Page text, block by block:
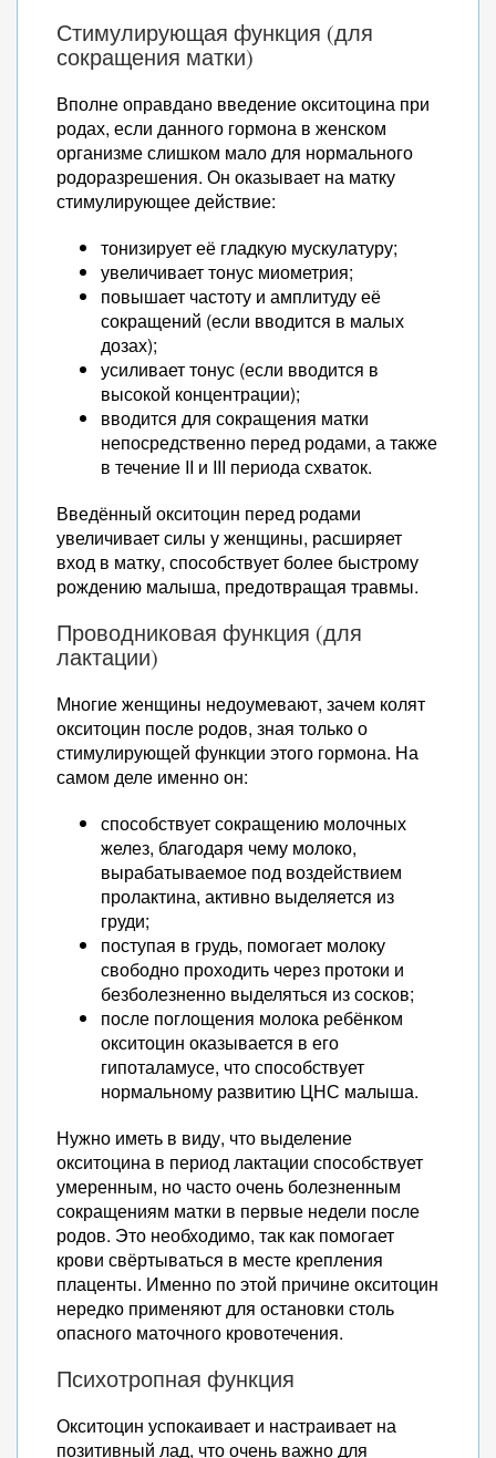
Стимулирующая функция (для
сокращения матки)
Вполне оправдано введение окситоцина при
родах, если данного гормона в женском
организме слишком мало для нормального
родоразрешения. Он оказывает на матку
стимулирующее действие:
тонизирует её гладкую мускулатуру;
увеличивает тонус миометрия;
повышает частоту и амплитуду её
сокращений (если вводится в малых
дозах);
усиливает тонус (если вводится в
высокой концентрации);
вводится для сокращения матки
непосредственно перед родами, а также
в течение II и III периода схваток.
Введённый окситоцин перед родами
увеличивает силы у женщины, расширяет
вход в матку, способствует более быстрому
рождению малыша, предотвращая травмы.
Проводниковая функция (для
лактации)
Многие женщины недоумевают, зачем колят
окситоцин после родов, зная только о
стимулирующей функции этого гормона. На
самом деле именно он:
способствует сокращению молочных
желез, благодаря чему молоко,
вырабатываемое под воздействием
пролактина, активно выделяется из
груди;
поступая в грудь, помогает молоку
свободно проходить через протоки и
безболезненно выделяться из сосков;
после поглощения молока ребёнком
окситоцин оказывается в его
гипоталамусе, что способствует
нормальному развитию ЦНС малыша.
Нужно иметь в виду, что выделение
окситоцина в период лактации способствует
умеренным, но часто очень болезненным
сокращениям матки в первые недели после
родов. Это необходимо, так как помогает
крови свёртываться в месте крепления
плаценты. Именно по этой причине окситоцин
нередко применяют для остановки столь
опасного маточного кровотечения.
Психотропная функция
Окситоцин успокаивает и настраивает на
позитивный лад, что очень важно для